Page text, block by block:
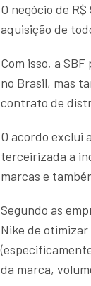
O negócio de
aquisição de
Com isso, a
no Brasil, mas
contrato de
O acordo exclui
terceirizada a
marcas e
Segundo as
Nike de
da marca,